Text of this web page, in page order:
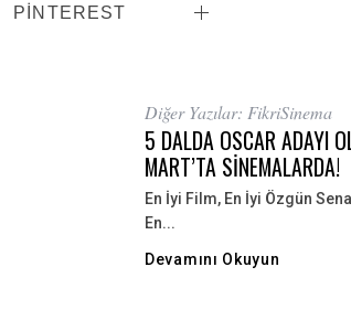
PINTEREST
Diğer Yazılar: FikriSinema
5 DALDA OSCAR ADAYI
MART’TA SİNEMALARDA!
En İyi Film, En İyi Özgün
En...
Devamını Okuyun